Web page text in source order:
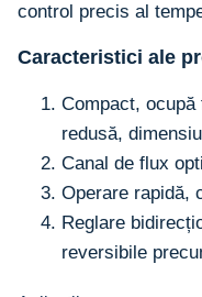
control precis al
Caracteristici ale
Compact,
redusă,
Canal de flux
Operare rapidă,
Reglare
reversibile